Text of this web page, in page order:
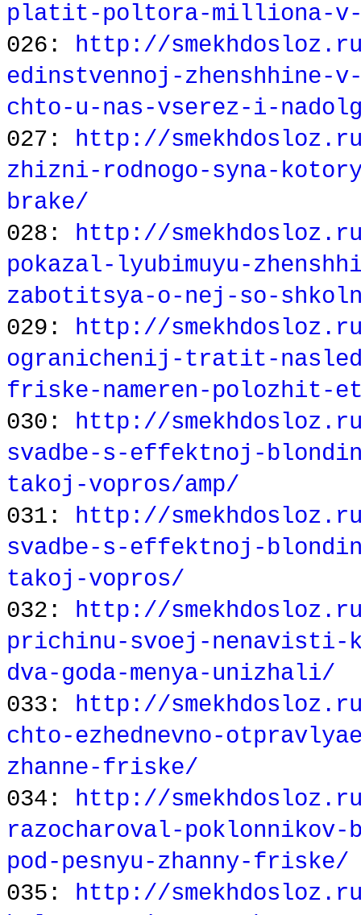
platit-poltora-milliona-v-
026: http://
edinstvennoj-
chto-u-nas-vserez-i-
027: http://
zhizni-rodnogo-syna-
brake/
028: http://
pokazal-lyubimuyu-
zabotitsya-o-nej-so-
029: http://
ogranichenij-tratit-
friske-nameren-polozhit-
030: http://
svadbe-s-effektnoj-
takoj-vopros/amp/
031: http://
svadbe-s-effektnoj-
takoj-vopros/
032: http://
prichinu-svoej-nenavisti-
dva-goda-menya-unizhali/
033: http://
chto-ezhednevno-
zhanne-friske/
034: http://
razocharoval-poklonnikov-
pod-pesnyu-zhanny-friske/
035: http://